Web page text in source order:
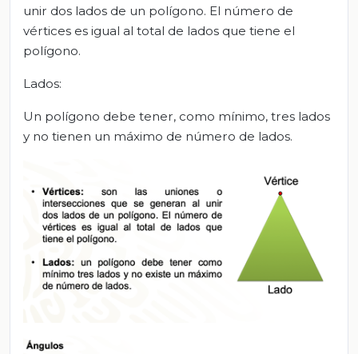
unir dos lados de un polígono. El número de
vértices es igual al total de lados que tiene el
polígono.
Lados:
Un polígono debe tener, como mínimo, tres lados
y no tienen un máximo de número de lados.